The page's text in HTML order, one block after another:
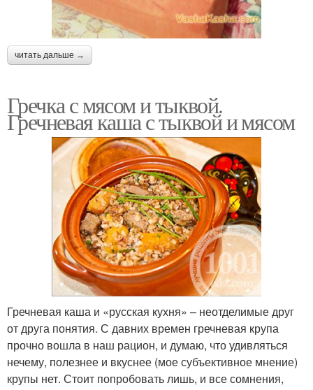
читать дальше →
Гречка с мясом и тыквой.
Гречневая каша с тыквой и мясом
Гречневая каша и «русская кухня» – неотделимые друг
от друга понятия. С давних времен гречневая крупа
прочно вошла в наш рацион, и думаю, что удивляться
нечему, полезнее и вкуснее (мое субъективное мнение)
крупы нет. Стоит попробовать лишь, и все сомнения,